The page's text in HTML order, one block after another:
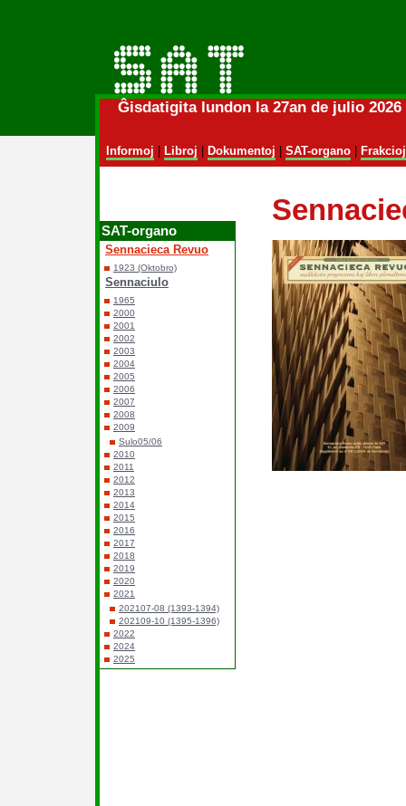
Ĝisdatigita lundon la 27an de julio
Informoj Libroj Dokumentoj SAT-organo| Frakcioj
SAT-organo
Sennacieca Revuo
1923 (Oktobro)
Sennaciulo
1965
2000
2001
2002
2003
2004
2005
2006
2007
2008
2009
Sulo05/06
2010
2011
2012
2013
2014
2015
2016
2017
2018
2019
2020
2021
202107-08 (1393-1394)
202109-10 (1395-1396)
2022
2024
2025